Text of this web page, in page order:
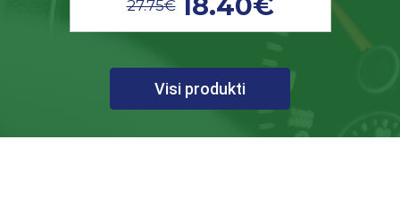
27.75€
Visi produkti